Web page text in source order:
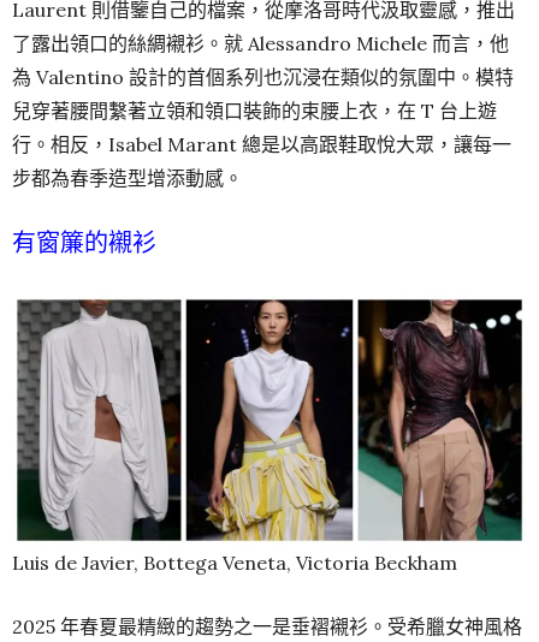
Laurent 則借鑒自己的檔案，從摩洛哥時代汲取靈感，推出
了露出領口的絲綢襯衫。就 Alessandro Michele 而言，他
為 Valentino 設計的首個系列也沉浸在類似的氛圍中。模特
兒穿著腰間繫著立領和領口裝飾的束腰上衣，在 T 台上遊
行。相反，Isabel Marant 總是以高跟鞋取悅大眾，讓每一
步都為春季造型增添動感。
有窗簾的襯衫
Luis de Javier, Bottega Veneta, Victoria Beckham
2025 年春夏最精緻的趨勢之一是垂褶襯衫。受希臘女神風格